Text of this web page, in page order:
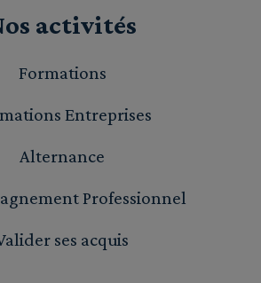
activités
Formations
Entreprises
Alternance
Professionnel
ses acquis